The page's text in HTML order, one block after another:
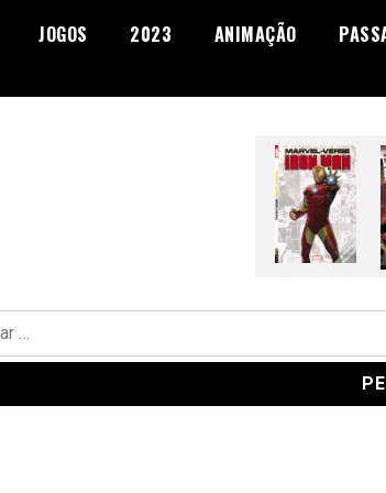
JOGOS 2023 ANIMAÇÃO